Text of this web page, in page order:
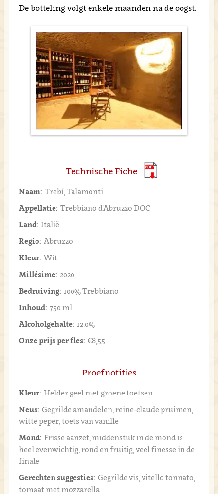
De botteling volgt enkele maanden na de oogst.
Technische Fiche
Naam: Trebí, Talamonti
Appellatie: Trebbiano d'Abruzzo DOC
Land: Italië
Regio: Abruzzo
Kleur: Wit
Millésime: 2020
Bedruiving: 100% Trebbiano
Inhoud: 750 ml
Alcoholgehalte: 12.0%
Onze prijs per fles: €8,55
Proefnotities
Kleur: Helder geel met groene toetsen
Neus: Gegrilde amandelen, reine-claude pruimen,
witte peper, toets van vanille
Mond: Frisse aanzet, middenstuk in de mond is
heel evenwichtig, rond en fruitig, veel finesse in de
finale
Gerechten suggesties: Gegrilde vis, vitello tonnato,
tomaat met mozzarella